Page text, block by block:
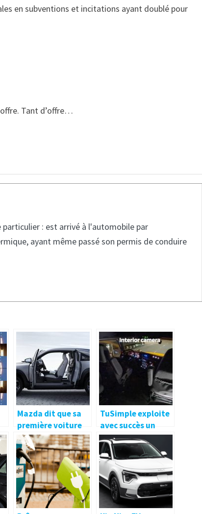
en subventions et incitations ayant doublé pour
Tant d’offre…
: est arrivé à l'automobile par
ayant même passé son permis de conduire
Mazda dit que sa
première voiture
électrique n’est
pas si mal pour les
acheteurs qui ont
aussi une
deuxième voiture
pour les longues
distances
TuSimple exploite
avec succès un
trajet en semi-
camion autonome
de 80 milles sur les
routes publiques
sans présence
humaine